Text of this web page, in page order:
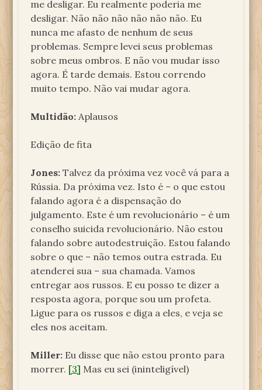
me desligar. Eu realmente poderia me
desligar. Não não não não não não. Eu
nunca me afasto de nenhum de seus
problemas. Sempre levei seus problemas
sobre meus ombros. E não vou mudar isso
agora. É tarde demais. Estou correndo
muito tempo. Não vai mudar agora.
Multidão: Aplausos
Edição de fita
Jones: Talvez da próxima vez você vá para a
Rússia. Da próxima vez. Isto é – o que estou
falando agora é a dispensação do
julgamento. Este é um revolucionário – é um
conselho suicida revolucionário. Não estou
falando sobre autodestruição. Estou falando
sobre o que – não temos outra estrada. Eu
atenderei sua – sua chamada. Vamos
entregar aos russos. E eu posso te dizer a
resposta agora, porque sou um profeta.
Ligue para os russos e diga a eles, e veja se
eles nos aceitam.
Miller: Eu disse que não estou pronto para
morrer. [3] Mas eu sei (ininteligível)